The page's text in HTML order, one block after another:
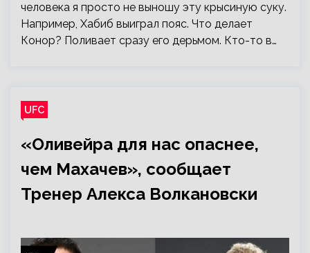
человека я просто не выношу эту крысиную суку.
Например, Хабиб выиграл пояс. Что делает
Конор? Поливает сразу его дерьмом. Кто-то в…
UFC
«Оливейра для нас опаснее,
чем Махачев», сообщает
Тренер Алекса Волкановски